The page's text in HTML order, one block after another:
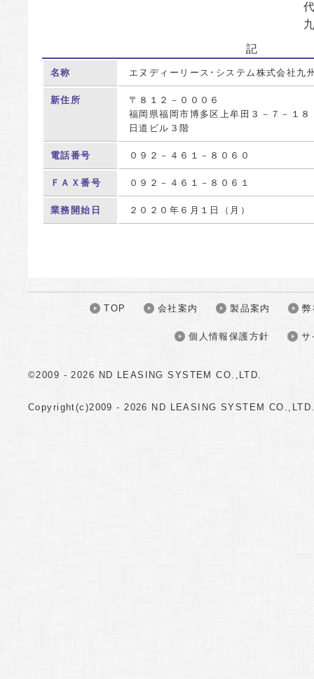
記
名称 エヌディーリース･システム株式会社九
新住所
〒８１２－０００６
福岡県福岡市博多区上牟田３－７－１８
日道ビル３階
電話番号 ０９２－４６１－８０６０
ＦＡＸ番号 ０９２－４６１－８０６１
業務開始日 ２０２０年６月１日（月）
TOP 会社案内 製品案内
個人情報保護方針 サ
©2009 -2026 ND LEASING SYSTEM CO.,LTD.
Copyright(c)2009 -2026 ND LEASING SYSTEM